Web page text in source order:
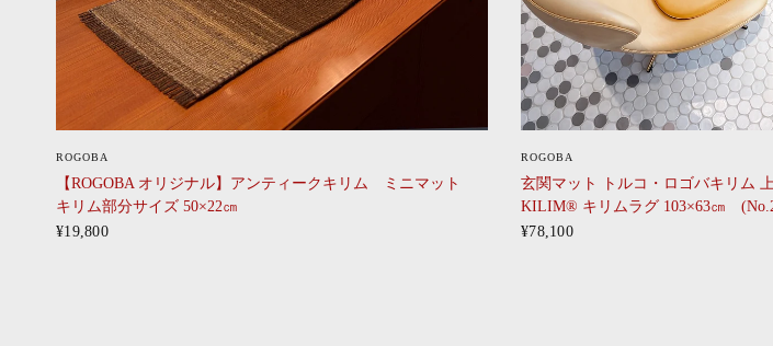
ROGOBA
【ROGOBA オリジナル】アンティークキリム ミニマット
キリム部分サイズ 50×22㎝
¥19,800
ROGOBA
玄関マット トルコ・ロゴバキリム
KILIM® キリムラグ 103×63㎝
¥78,100